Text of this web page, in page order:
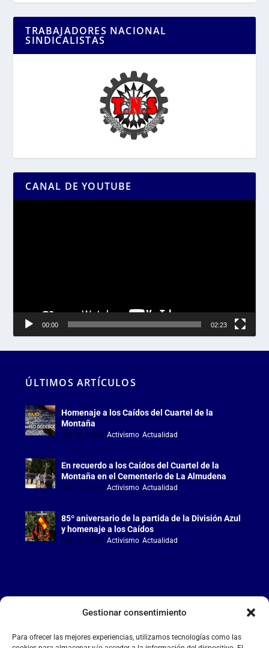
Gestionar consentimiento
Para ofrecer las mejores experiencias, utilizamos tecnologías como las
TRABAJADORES NACIONAL
SINDICALISTAS
CANAL DE YOUTUBE
00:00 02:23
ÚLTIMOS ARTÍCULOS
Homenaje a los Caídos del Cuartel de la
Montaña
Jul 18, 2026 |Activismo,Actualidad
En recuerdo a los Caídos del Cuartel de la
Montaña en el Cementerio de La Almudena
Jul 18, 2026 |Activismo,Actualidad
85º aniversario de la partida de la División Azul
y homenaje a los Caídos
Jul 15, 2026 |Activismo,Actualidad
LA FALANGE
Reproductor